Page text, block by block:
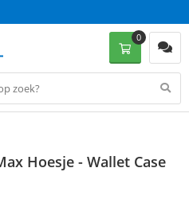
0
Hoesje - Wallet Case